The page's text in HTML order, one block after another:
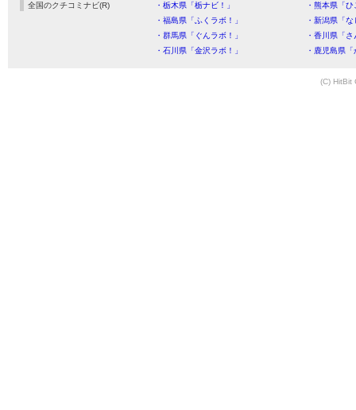
全国のクチコミナビ(R) ・栃木県「栃ナビ！」
・熊本県「
・福島県「ふくラボ！」
・新潟県「
・群馬県「ぐんラボ！」
・香川県「
・石川県「金沢ラボ！」
・鹿児島県
(C) HitBit